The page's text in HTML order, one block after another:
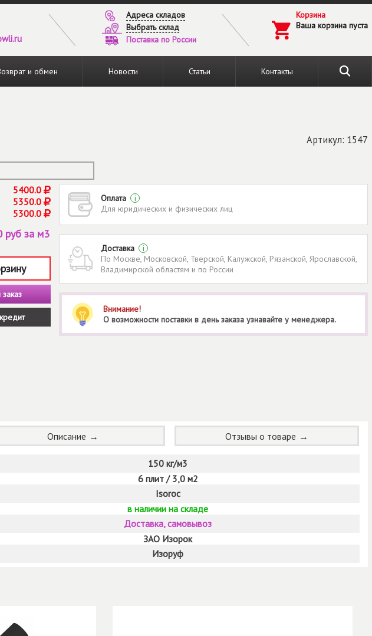
Адреса складов
Выбрать склад
Поставка по России
Корзина
Ваша корзина пуста
и обмен Новости Статьи Контакты
Артикул: 1547
5400.0
5350.0
5300.0
руб за м3
Оплата
i
Для юридических и физических лиц
Доставка
i
По Москве, Московской, Тверской, Калужской, Рязанской, Ярославской,
Владимирской областям и по России
Внимание!
О возможности поставки в день заказа узнавайте у менеджера.
Описание Отзывы о товаре
150 кг/м3
6 плит / 3,0 м2
Isoroc
в наличии на складе
Доставка, самовывоз
ЗАО Изорок
Изоруф